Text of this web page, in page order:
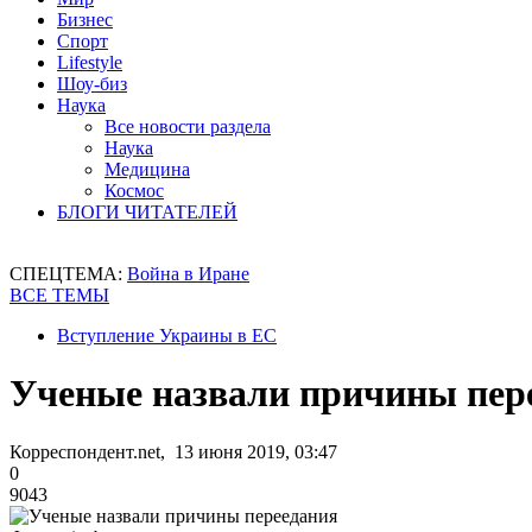
Бизнес
Спорт
Lifestyle
Шоу-биз
Наука
Все новости раздела
Наука
Медицина
Космос
БЛОГИ ЧИТАТЕЛЕЙ
СПЕЦТЕМА: Война в Иране
ВСЕ ТЕМЫ
Вступление Украины в ЕС
Ученые назвали причины
Корреспондент.net, 13 июня 2019, 03:47
0
9043